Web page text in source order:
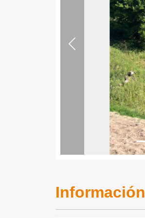
Previous
Información